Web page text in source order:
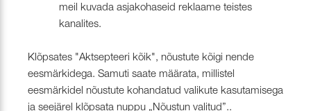
Tööriistad ja tarvikud
Muu
Paelad ja
Liimid ja
Kollektsioonist väljaminevad
Surf & Wave
Kattegatt Gümnaasium
Can Can Pizza
Restoranikett Grill
Bluebell – loodusest ja ajast
Nevotex Narva OÜ Enhances
Manufacturing Efficiency with
meil kuvada asjakohaseid reklaame teistes
kanalites.
Klõpsates "Aktsepteeri kõik", nõustute kõigi nende
eesmärkidega. Samuti saate määrata, millistel
eesmärkidel nõustute kohandatud valikute kasutamisega
ja seejärel klõpsata nuppu „Nõustun valitud”..